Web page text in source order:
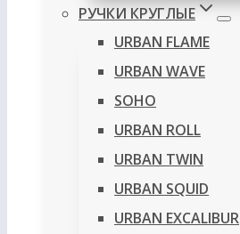
РУЧКИ КРУГЛЫЕ
URBAN FLAME
URBAN WAVE
SOHO
URBAN ROLL
URBAN TWIN
URBAN SQUID
URBAN EXCALIBUR